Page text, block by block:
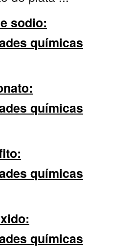
sodio:
químicas
químicas
químicas
químicas